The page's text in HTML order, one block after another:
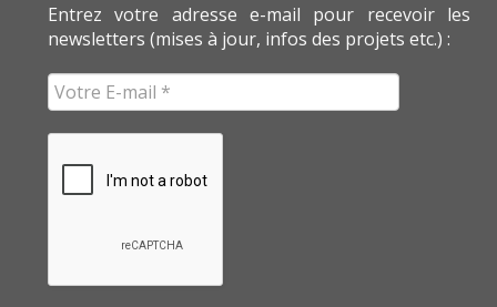
Entrez votre adresse e-mail pour recevoir les
newsletters (mises à jour, infos des projets etc.) :